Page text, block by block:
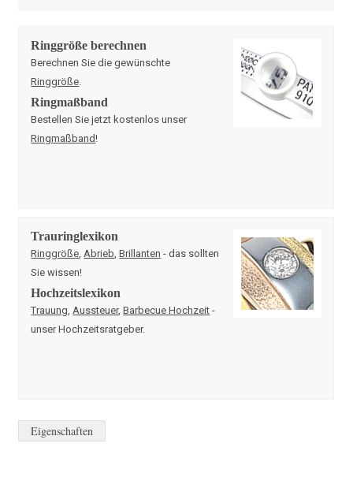
Ringgröße berechnen
Berechnen Sie die gewünschte
Ringgröße
Ringmaßband
Bestellen Sie jetzt kostenlos unser
Ringmaßband!
Trauringlexikon
Ringgröße Abrieb ,Brillanten - das sollten
Sie wissen!
Hochzeitslexikon
Trauung Aussteuer,Barbecue Hochzeit -
unser Hochzeitsratgeber.
Eigenschaften